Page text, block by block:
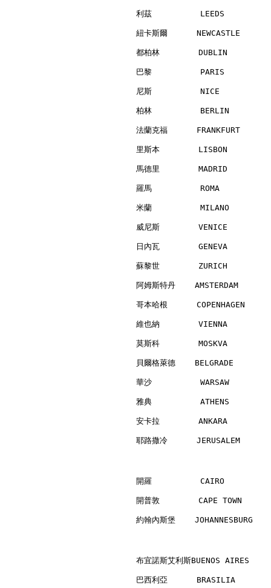
利茲          LEEDS
紐卡斯爾
都柏林        DUBLIN
巴黎          PARIS
尼斯          NICE
柏林          BERLIN
法蘭克福
里斯本        LISBON
馬德里        MADRID
羅馬          ROMA
米蘭          MILANO
威尼斯        VENICE
日內瓦        GENEVA
蘇黎世        ZURICH
阿姆斯特丹
哥本哈根
維也納        VIENNA
莫斯科        MOSKVA
貝爾格萊德
華沙          WARSAW
雅典          ATHENS
安卡拉        ANKARA
耶路撒冷
開羅          CAIRO
開普敦        CAPE TOWN
約翰內斯堡
布宜諾斯艾利斯BUENOS
巴西利亞      BRASILIA